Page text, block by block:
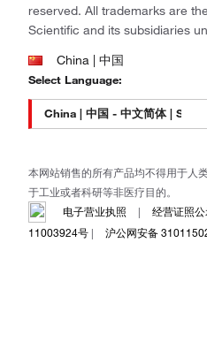
Unity Lab Services
Patheon
PPD
reserved. All trademarks are
Scientific and its subsidiaries
China | 中国
Select Language:
本网站销售的所有产品均不得用于人
于工业或者科研等非医疗目的。
电子营业执照
| 经营证照
11003924号 | 沪公网安备